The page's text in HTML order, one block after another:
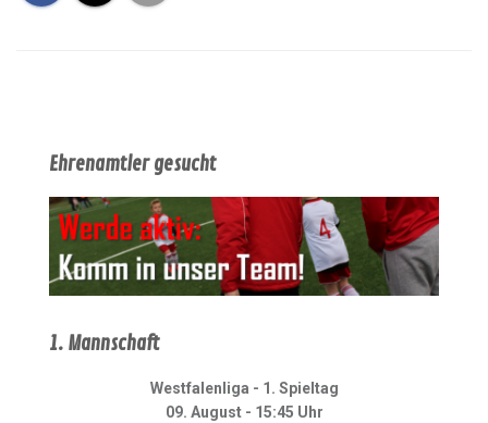
Ehrenamtler gesucht
1. Mannschaft
Westfalenliga - 1. Spieltag
09. August - 15:45 Uhr